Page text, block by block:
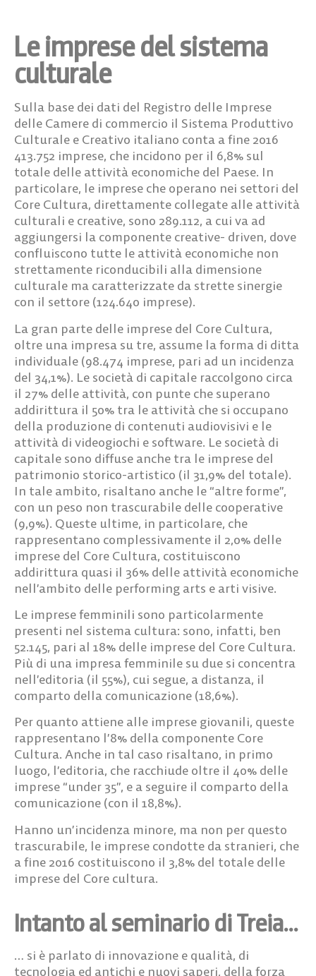
Le imprese del sistema
culturale
Sulla base dei dati del Registro delle Imprese
delle Camere di commercio il Sistema Produttivo
Culturale e Creativo italiano conta a fine 2016
413.752 imprese, che incidono per il 6,8% sul
totale delle attività economiche del Paese. In
particolare, le imprese che operano nei settori del
Core Cultura, direttamente collegate alle attività
culturali e creative, sono 289.112, a cui va ad
aggiungersi la componente creative- driven, dove
confluiscono tutte le attività economiche non
strettamente riconducibili alla dimensione
culturale ma caratterizzate da strette sinergie
con il settore (124.640 imprese).
La gran parte delle imprese del Core Cultura,
oltre una impresa su tre, assume la forma di ditta
individuale (98.474 imprese, pari ad un incidenza
del 34,1%). Le società di capitale raccolgono circa
il 27% delle attività, con punte che superano
addirittura il 50% tra le attività che si occupano
della produzione di contenuti audiovisivi e le
attività di videogiochi e software. Le società di
capitale sono diffuse anche tra le imprese del
patrimonio storico-artistico (il 31,9% del totale).
In tale ambito, risaltano anche le “altre forme”,
con un peso non trascurabile delle cooperative
(9,9%). Queste ultime, in particolare, che
rappresentano complessivamente il 2,0% delle
imprese del Core Cultura, costituiscono
addirittura quasi il 36% delle attività economiche
nell’ambito delle performing arts e arti visive.
Le imprese femminili sono particolarmente
presenti nel sistema cultura: sono, infatti, ben
52.145, pari al 18% delle imprese del Core Cultura.
Più di una impresa femminile su due si concentra
nell’editoria (il 55%), cui segue, a distanza, il
comparto della comunicazione (18,6%).
Per quanto attiene alle imprese giovanili, queste
rappresentano l’8% della componente Core
Cultura. Anche in tal caso risaltano, in primo
luogo, l’editoria, che racchiude oltre il 40% delle
imprese “under 35”, e a seguire il comparto della
comunicazione (con il 18,8%).
Hanno un’incidenza minore, ma non per questo
trascurabile, le imprese condotte da stranieri, che
a fine 2016 costituiscono il 3,8% del totale delle
imprese del Core cultura.
Intanto al seminario di Treia…
… si è parlato di innovazione e qualità, di
tecnologia ed antichi e nuovi saperi, della forza